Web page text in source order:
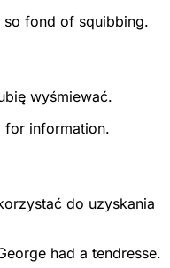
so fond of squibbing.
wyśmiewać.
for information.
do uzyskania
had a tendresse.